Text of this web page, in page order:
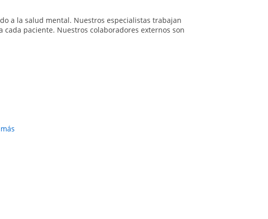
a la salud mental. Nuestros especialistas trabajan
paciente. Nuestros colaboradores externos son